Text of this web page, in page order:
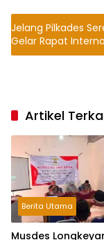
Jelang Pilkades
Gelar Rapat
Artikel
Berita Utama
Musdes